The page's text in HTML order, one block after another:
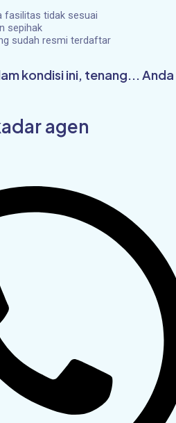
fasilitas tidak sesuai
sepihak
sudah resmi terdaftar
kondisi ini, tenang... Anda
agen